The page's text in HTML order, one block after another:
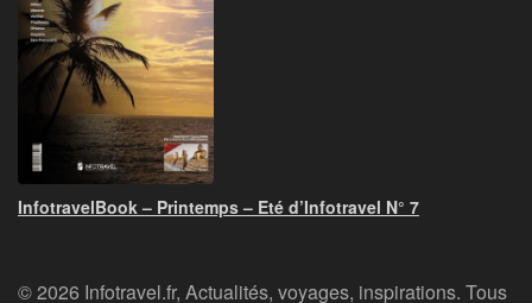
InfotravelBook – Printemps – Eté d’Infotravel N° 7
© 2026 Infotravel.fr, Actualités, voyages, inspirations. Tous